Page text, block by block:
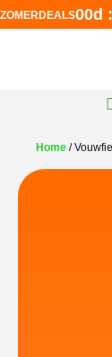
ZOMERDEALS00d :
Home /